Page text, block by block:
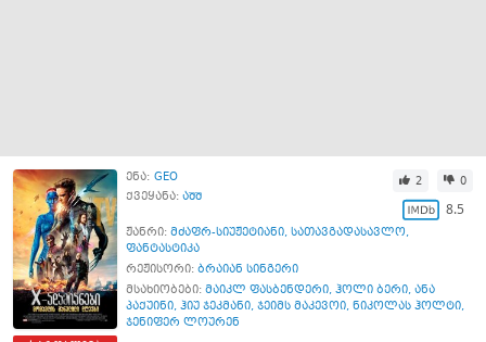
ენა: GEO
ქვეყანა: აშშ
2 0
8.5
ჟანრი: მძაფრ-სიუჟეტიანი, სათავგადასავლო,
ფანტასტიკა
რეჟისორი: ბრაიან სინგერი
მსახიობები: მაიკლ ფასბენდერი, ჰოლი ბერი, ანა
პაქუინი, ჰიუ ჯეკმანი, ჯეიმს მაკევოი, ნიკოლას ჰოლტი,
ჯენიფერ ლოურენ